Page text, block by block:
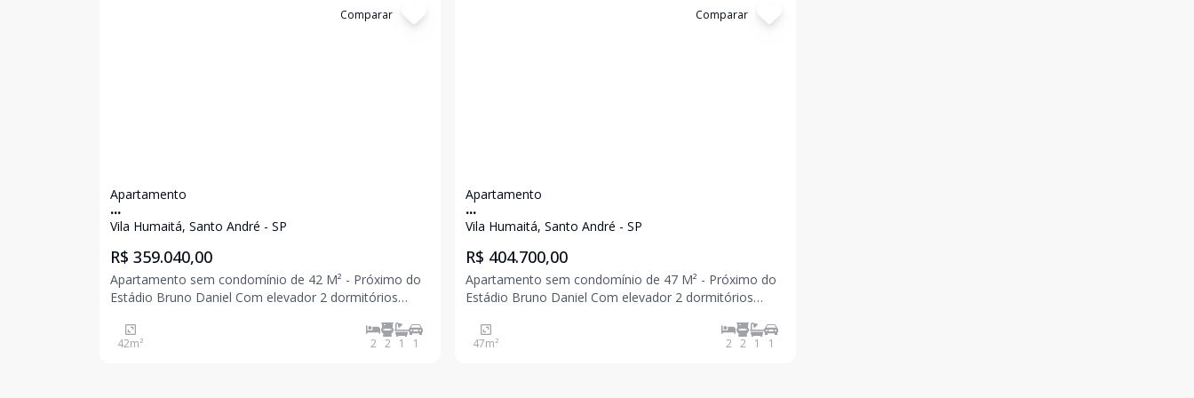
Comparar
Apartamento
...
Vila Humaitá, Santo André - SP
R$ 359.040,00
Apartamento sem condomínio de 42 M² - Próximo do
Estádio Bruno Daniel Com elevador 2 dormitórios
Quintal com área de serviço 1 vaga Excelente
42m² 2 2 1 1
Comparar
Apartamento
...
Vila Humaitá, Santo André - SP
R$ 404.700,00
Apartamento sem condomínio de 47 M² - Próximo do
Estádio Bruno Daniel Com elevador 2 dormitórios
Quintal com área de serviço 1 vaga Excelente
47m² 2 2 1 1